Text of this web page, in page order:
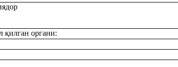
қилган органи: